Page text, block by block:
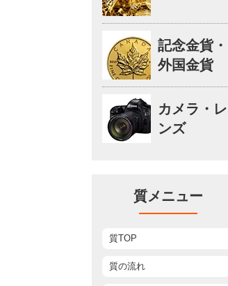
記念金貨・
外国金貨
カメラ・レ
ンズ
質メニュー
質TOP
質の流れ